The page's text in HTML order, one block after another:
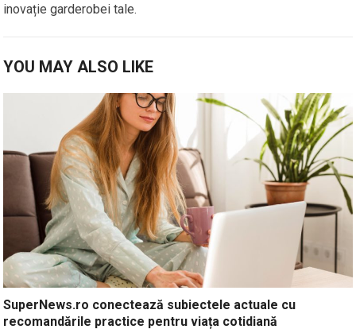
inovație garderobei tale.
YOU MAY ALSO LIKE
SuperNews.ro conectează subiectele actuale cu
recomandările practice pentru viața cotidiană